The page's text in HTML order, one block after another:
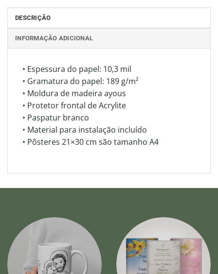
DESCRIÇÃO
INFORMAÇÃO ADICIONAL
• Espessura do papel: 10,3 mil
• Gramatura do papel: 189 g/m²
• Moldura de madeira ayous
• Protetor frontal de Acrylite
• Paspatur branco
• Material para instalação incluído
• Pôsteres 21×30 cm são tamanho A4